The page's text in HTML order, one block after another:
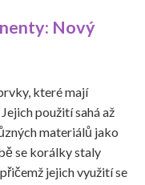
Nový
které mají
použití sahá až
materiálů jako
se korálky staly
jejich využití se